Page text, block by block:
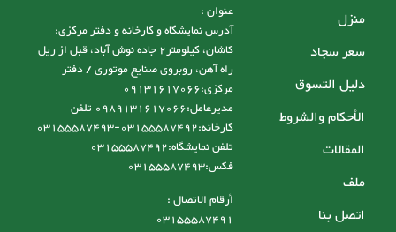
منزل
سعر سجاد
دليل التسوق
الأحكام والشروط
المقالات
ملف
اتصل بنا
عنوان :
آدرس نمایشگاه و کارخانه و دفتر مرکزی:
کاشان، کیلومتر2 جاده نوش آباد، قبل از ریل
راه آهن، روبروی صنایع موتوری / دفتر
مرکزی:09131617066
مدیرعامل:0989131617066 تلفن
کارخانه:03155587492-03155587493
تلفن نمایشگاه:03155587492
فکس:03155587493
أرقام الاتصال :
03155587491